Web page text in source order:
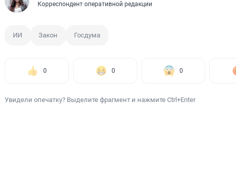
Корреспондент оперативной редакции
ИИ Закон Госдума
0 0 0
Увидели опечатку? Выделите фрагмент и нажмите Ctrl+Enter